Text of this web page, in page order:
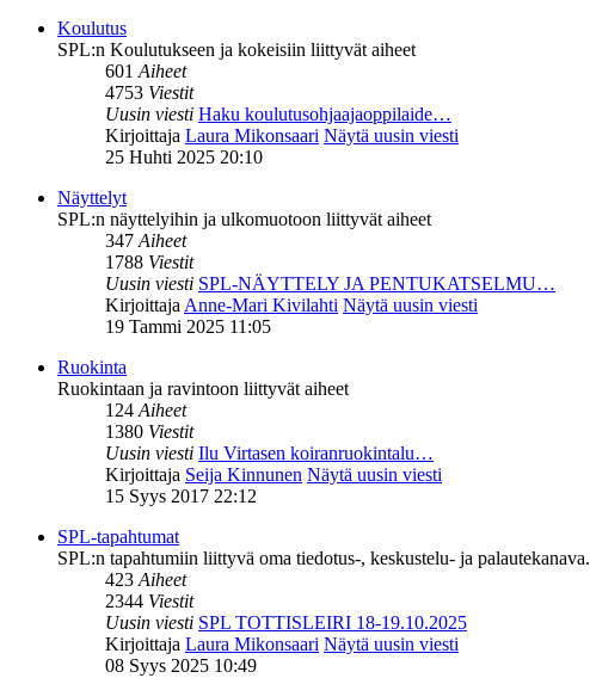
Koulutus
SPL:n Koulutukseen ja kokeisiin liittyvät aiheet
601Aiheet
4753 Viestit
Uusin viesti Haku koulutusohjaajaoppilaide…
Kirjoittaja Laura Mikonsaari Näytä uusin viesti
25 Huhti 2025 20:10
Näyttelyt
SPL:n näyttelyihin ja ulkomuotoon liittyvät aiheet
347Aiheet
1788 Viestit
Uusin viesti SPL-NÄYTTELY JA PENTUKATSELMU…
KirjoittajaAnne-Mari Kivilahti Näytä uusin viesti
19 Tammi 2025 11:05
Ruokinta
Ruokintaan ja ravintoon liittyvät aiheet
124Aiheet
1380 Viestit
Uusin viesti Ilu Virtasen koiranruokintalu…
Kirjoittaja Seija Kinnunen Näytä uusin viesti
15 Syys 2017 22:12
SPL-tapahtumat
SPL:n tapahtumiin liittyvä oma tiedotus-, keskustelu- ja palautekanava.
423Aiheet
2344 Viestit
Uusin viesti SPL TOTTISLEIRI 18-19.10.2025
Kirjoittaja Laura Mikonsaari Näytä uusin viesti
08 Syys 2025 10:49